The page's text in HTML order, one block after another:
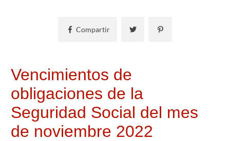
Compartir
Vencimientos de
obligaciones de la
Seguridad Social del mes
de noviembre 2022